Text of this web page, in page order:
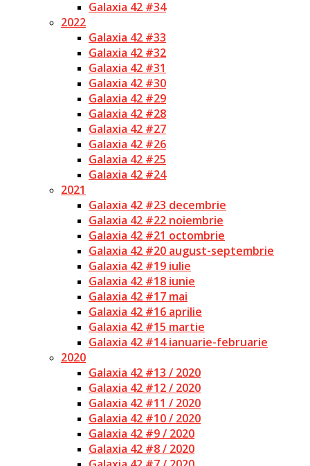
Galaxia 42 #34
2022
Galaxia 42 #33
Galaxia 42 #32
Galaxia 42 #31
Galaxia 42 #30
Galaxia 42 #29
Galaxia 42 #28
Galaxia 42 #27
Galaxia 42 #26
Galaxia 42 #25
Galaxia 42 #24
2021
Galaxia 42 #23 decembrie
Galaxia 42 #22 noiembrie
Galaxia 42 #21 octombrie
Galaxia 42 #20 august-septembrie
Galaxia 42 #19 iulie
Galaxia 42 #18 iunie
Galaxia 42 #17 mai
Galaxia 42 #16 aprilie
Galaxia 42 #15 martie
Galaxia 42 #14 ianuarie-februarie
2020
Galaxia 42 #13 / 2020
Galaxia 42 #12 / 2020
Galaxia 42 #11 / 2020
Galaxia 42 #10 / 2020
Galaxia 42 #9 / 2020
Galaxia 42 #8 / 2020